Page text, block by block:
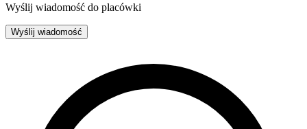
Wyślij wiadomość do placówki
Wyślij wiadomość